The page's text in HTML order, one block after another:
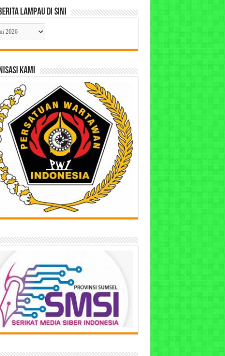
Lampau di Sini
KAMI